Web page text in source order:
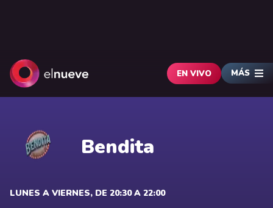
EN VIVO MÁS
Bendita
LUNES A VIERNES, DE 20:30 A 22:00